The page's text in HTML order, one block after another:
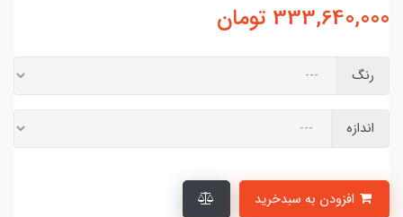
333,640,000 تومان
رنگ
اندازه